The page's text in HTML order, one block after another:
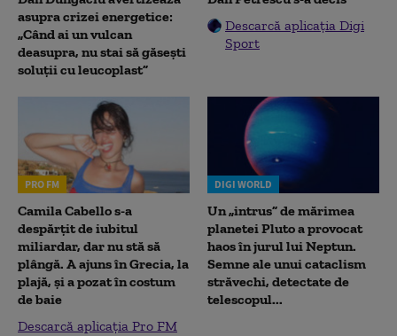
asupra crizei energetice:
„Când ai un vulcan
deasupra, nu stai să găsești
soluții cu leucoplast”
Descarcă aplicația Digi
Sport
PRO FM
Camila Cabello s-a
despărțit de iubitul
miliardar, dar nu stă să
plângă. A ajuns în Grecia, la
plajă, și a pozat în costum
de baie
Descarcă aplicația Pro FM
DIGI WORLD
Un „intrus” de mărimea
planetei Pluto a provocat
haos în jurul lui Neptun.
Semne ale unui cataclism
străvechi, detectate de
telescopul...